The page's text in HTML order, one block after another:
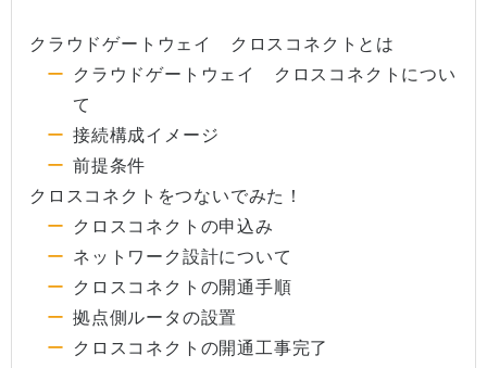
クラウドゲートウェイ クロスコネクトとは
クラウドゲートウェイ クロスコネクトについ
て
接続構成イメージ
前提条件
クロスコネクトをつないでみた！
クロスコネクトの申込み
ネットワーク設計について
クロスコネクトの開通手順
拠点側ルータの設置
クロスコネクトの開通工事完了